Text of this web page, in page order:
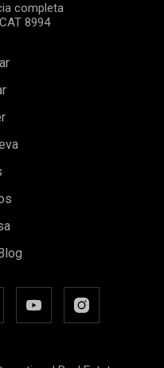
completa
8994
Aceptar todas